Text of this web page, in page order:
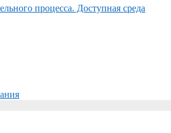
процесса. Доступная среда